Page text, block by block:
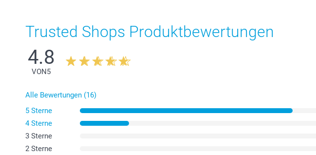
Trusted Shops Produktbewertungen
4.8
VON5
Alle Bewertungen (16)
5 Sterne
4 Sterne
3 Sterne
2 Sterne